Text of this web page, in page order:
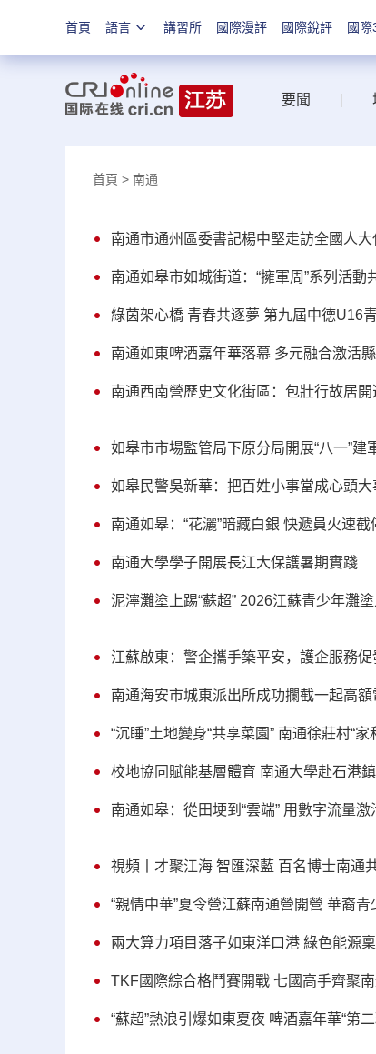
首頁 語言 講習所 國際漫評 國際銳評 國
要聞
首頁 > 南通
南通市通州區委書記楊中堅走訪全國人
南通如皋市如城街道：“擁軍周”系列活動
綠茵架心橋 青春共逐夢 第九屆中德U16
南通如東啤酒嘉年華落幕 多元融合激活縣
南通西南營歷史文化街區：包壯行故居
如皋市市場監管局下原分局開展“八一”建
如皋民警吳新華：把百姓小事當成心頭大
南通如皋：“花灑”暗藏白銀 快遞員火速截
南通大學學子開展長江大保護暑期實踐
泥濘灘塗上踢“蘇超” 2026江蘇青少年灘
江蘇啟東：警企攜手築平安，護企服務促
南通海安市城東派出所成功攔截一起高
“沉睡”土地變身“共享菜園” 南通徐莊村“
校地協同賦能基層體育 南通大學赴石港
南通如皋：從田埂到“雲端” 用數字流量
視頻丨才聚江海 智匯深藍 百名博士南通
“親情中華”夏令營江蘇南通營開營 華裔
兩大算力項目落子如東洋口港 綠色能源
TKF國際綜合格鬥賽開戰 七國高手齊聚
“蘇超”熱浪引爆如東夏夜 啤酒嘉年華“第